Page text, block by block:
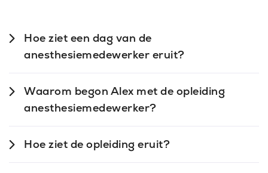
Hoe ziet een dag van de
anesthesiemedewerker eruit?
Waarom begon Alex met de opleiding
anesthesiemedewerker?
Hoe ziet de opleiding eruit?